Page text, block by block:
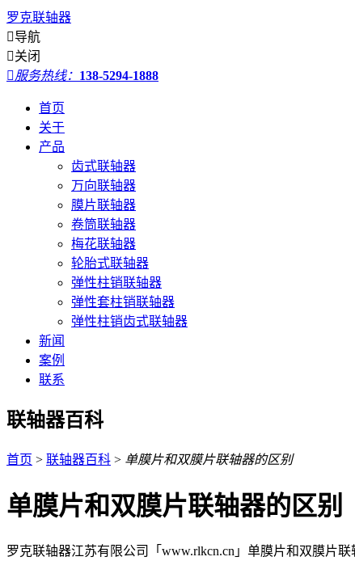
罗克联轴器
导航
关闭
服务热线： 138-5294-1888
首页
关于
产品
齿式联轴器
万向联轴器
膜片联轴器
卷筒联轴器
梅花联轴器
轮胎式联轴器
弹性柱销联轴器
弹性套柱销联轴器
弹性柱销齿式联轴器
新闻
案例
联系
联轴器百科
首页 > 联轴器百科 > 单膜片和双膜片联轴器的区别
单膜片和双膜片联轴器的区别
罗克联轴器江苏有限公司「www.rlkcn.cn」单膜片和双膜片